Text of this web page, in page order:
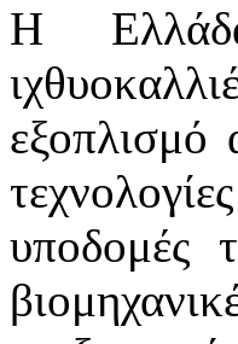
Η
εξοπλισμό
υποδομές